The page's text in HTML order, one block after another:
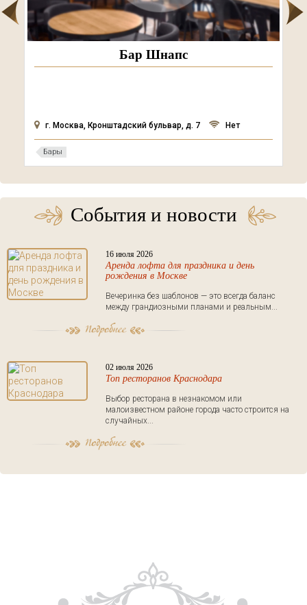
Бар Шнапс
г. Москва, Кронштадский бульвар, д. 7 Нет
Бары
События и новости
16 июля 2026
Аренда лофта для праздника и день
рождения в Москве
Вечеринка без шаблонов — это всегда баланс
между грандиозными планами и реальным...
02 июля 2026
Топ ресторанов Краснодара
Выбор ресторана в незнакомом или
малоизвестном районе города часто строится на
случайных...